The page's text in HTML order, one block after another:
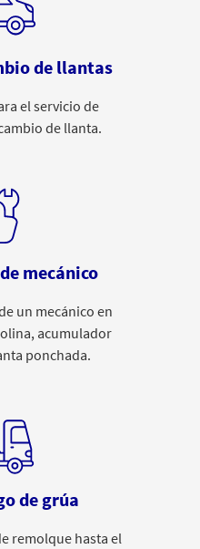
de llantas
el servicio de
de llanta.
mecánico
un mecánico en
acumulador
ponchada.
de grúa
remolque hasta el